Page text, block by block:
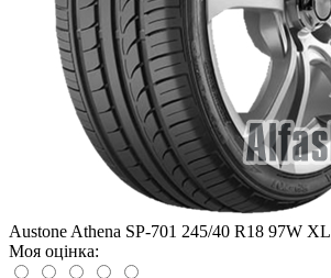
Austone Athena SP-701 245/40 R18 97W XL
Моя оцінка: